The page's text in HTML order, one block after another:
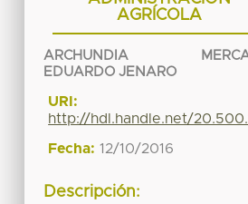
AGRÍCOLA
ARCHUNDIA
EDUARDO JENARO
URI:
http://hdl.handle.net/
Fecha: 12/10/2016
Descripción: